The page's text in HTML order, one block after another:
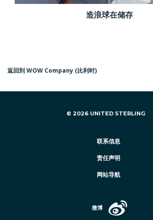
造浪球在储存
返回到 WOW Company (比利时)
© 2026 UNITED STERLING
联系信息
责任声明
网站导航
微博